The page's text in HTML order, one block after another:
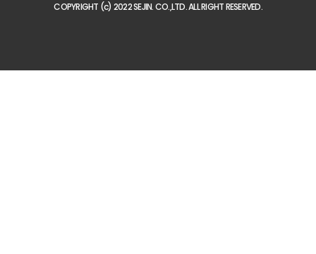
COPYRIGHT (c) 2022 SEJIN. CO.,LTD. ALL RIGHT RESERVED.